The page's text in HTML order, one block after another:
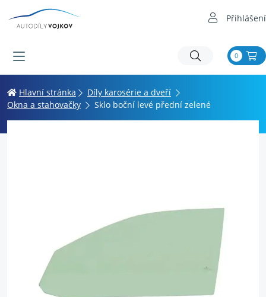
Přihlášení
0
Hlavní stránka
Díly karosérie a dveří
Okna a stahovačky
Sklo boční levé přední zelené